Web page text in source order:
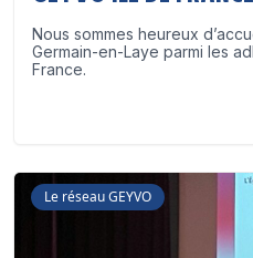
Nous sommes heureux
Germain-en-Laye parmi les
France.
Le réseau GEYVO